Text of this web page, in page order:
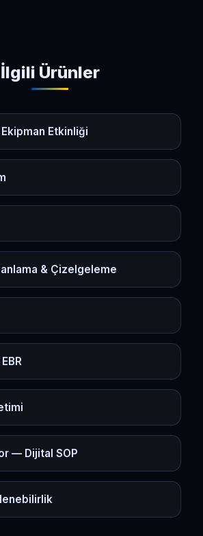
İlgili Ürünler
Etkinliği
& Çizelgeleme
— Dijital SOP